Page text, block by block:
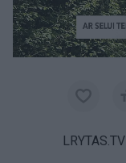
LRYTAS.TV